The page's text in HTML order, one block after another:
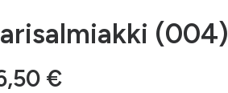
(004)
€Hintaluokka: